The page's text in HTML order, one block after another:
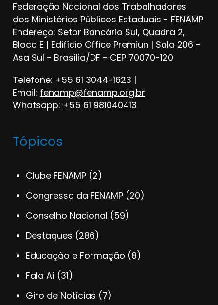
Federação Nacional dos Trabalhadores
dos Ministérios Públicos Estaduais - FENAMP
Endereço: Setor Bancário Sul, Quadra 2,
Bloco E | Edifício Office Premiun | Sala 206 -
Asa Sul - Brasília/DF - CEP 70070-120
Telefone: +55 61 3044-1623 |
Email: fenamp@fenamp.org.br
Whatsapp: +55 61 981040413
Tópicos
Clube FENAMP (2)
Congresso da FENAMP (20)
Conselho Nacional (59)
Destaques (286)
Educação e Formação (8)
Fala Aí (31)
Giro de Notícias (7)